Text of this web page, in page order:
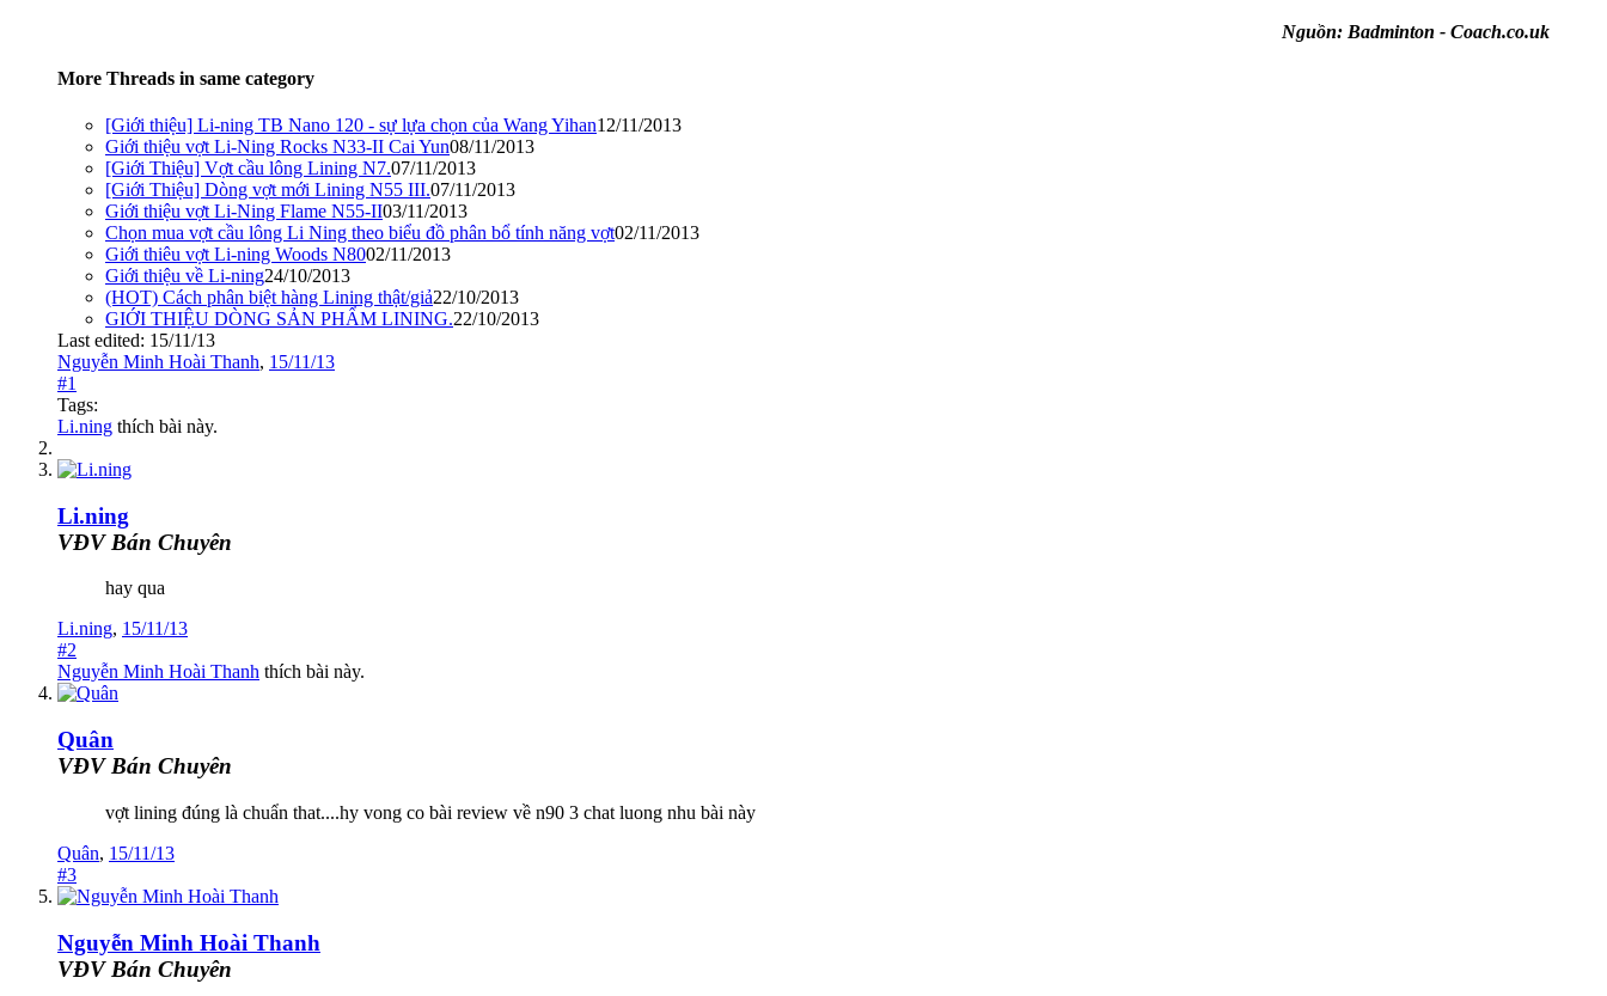
Nguồn: Badminton - Coach.co.uk
More Threads in same category
[Giới thiệu] Li-ning TB Nano 120 - sự lựa chọn của Wang Yihan12/11/2013
Giới thiệu vợt Li-Ning Rocks N33-II Cai Yun08/11/2013
[Giới Thiệu] Vợt cầu lông Lining N7.07/11/2013
[Giới Thiệu] Dòng vợt mới Lining N55 III.07/11/2013
Giới thiệu vợt Li-Ning Flame N55-II03/11/2013
Chọn mua vợt cầu lông Li Ning theo biểu đồ phân bổ tính năng vợt02/11/2013
Giới thiêu vợt Li-ning Woods N8002/11/2013
Giới thiệu về Li-ning24/10/2013
(HOT) Cách phân biệt hàng Lining thật/giả22/10/2013
GIỚI THIỆU DÒNG SẢN PHẨM LINING.22/10/2013
Last edited: 15/11/13
Nguyễn Minh Hoài Thanh, 15/11/13
#1
Tags:
Li.ning thích bài này.
Li.ning
VĐV Bán Chuyên
hay qua
Li.ning, 15/11/13
#2
Nguyễn Minh Hoài Thanh thích bài này.
Quân
VĐV Bán Chuyên
vợt lining đúng là chuẩn that....hy vong co bài review về n90 3 chat luong nhu bài này
Quân, 15/11/13
#3
Nguyễn Minh Hoài Thanh
VĐV Bán Chuyên